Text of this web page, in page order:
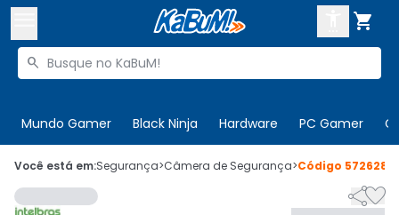

Buscar produtos

Mundo Gamer Black Ninja Hardware PC Gamer
 Olá. Acesse sua conta
 Departamentos
Você está em:Segurança>Câmera de Segurança>Código 572628
